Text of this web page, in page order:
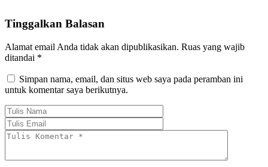
Tinggalkan Balasan
Alamat email Anda tidak akan dipublikasikan. Ruas yang wajib
ditandai *
Simpan nama, email, dan situs web saya pada peramban ini
untuk komentar saya berikutnya.